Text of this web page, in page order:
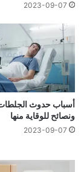
2023-09-07
أسباب حدوث
ونصائح للوقاية منها
2023-09-07